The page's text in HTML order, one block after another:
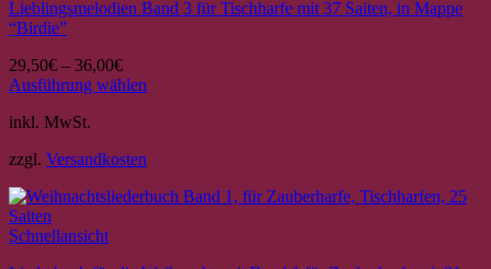
Lieblingsmelodien Band 3 für Tischharfe mit 37 Saiten, in Mappe
“Birdie”
29,50€ – 36,00€
Ausführung wählen
Produkt
mehrere
auf.
Die
Optionen
inkl. MwSt.
zzgl. Versandkosten
Schnellansicht